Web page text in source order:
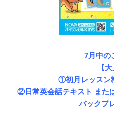
7月中の
【大
①初月レッスン
②日常英会話テキスト また
バックプ